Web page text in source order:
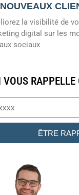
la visibilité de
digital sur les
sociaux
VOUS
ÊTRE